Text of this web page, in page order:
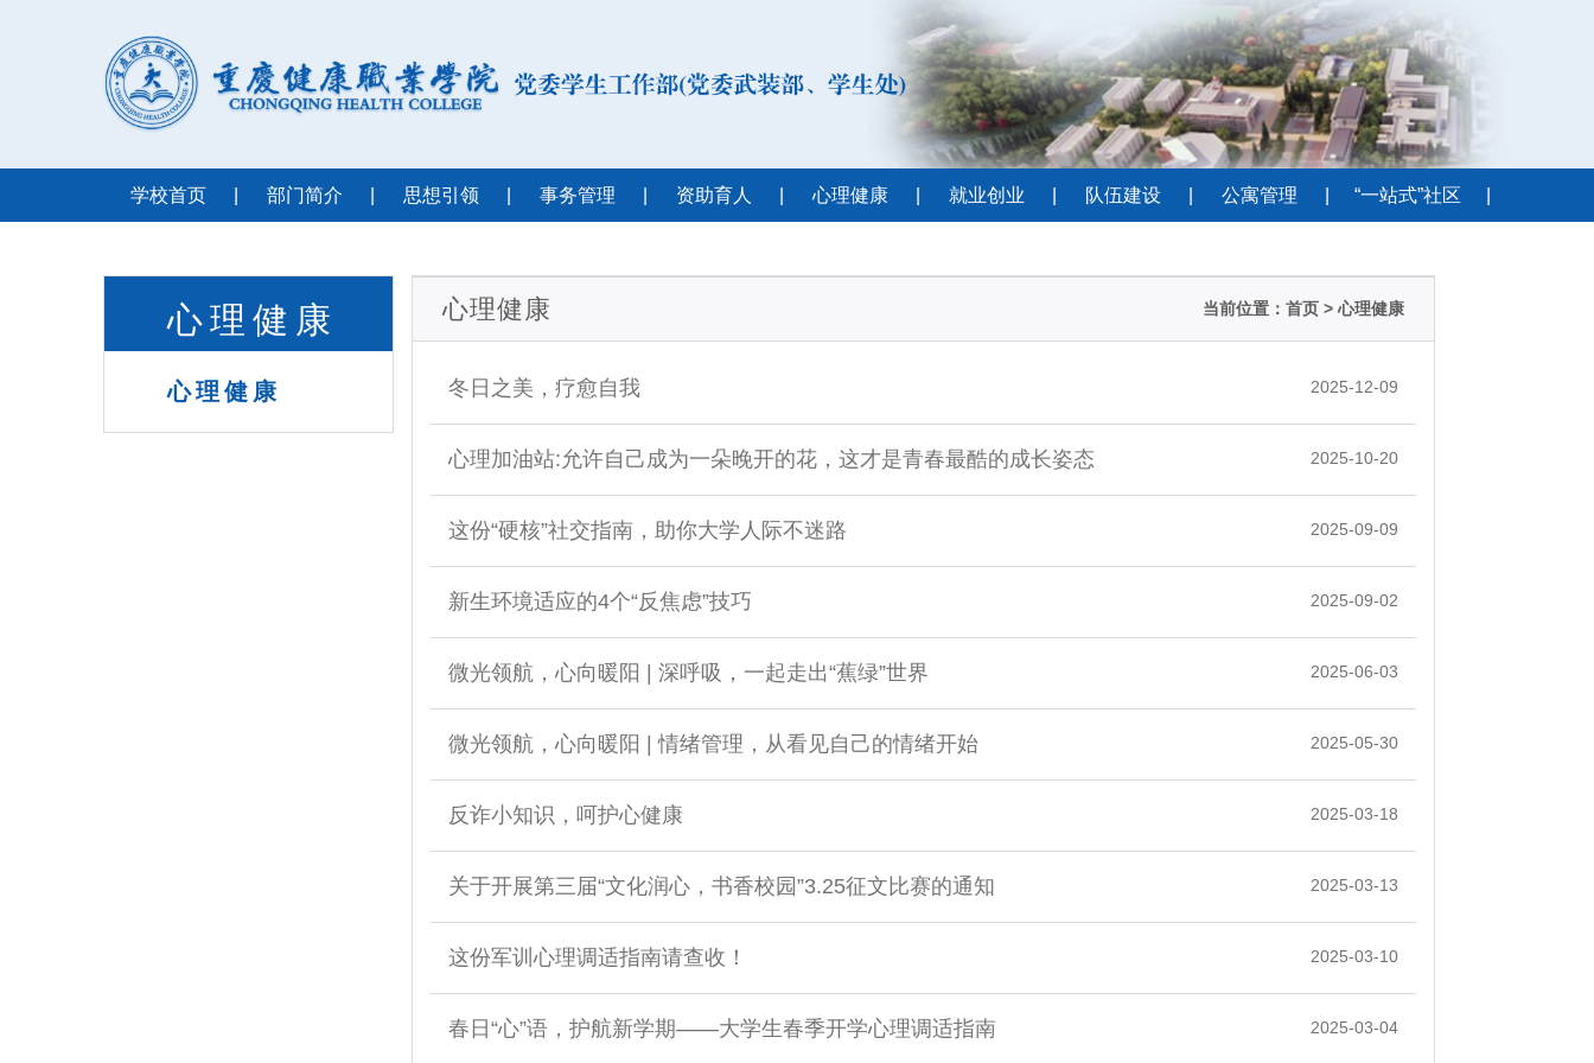
学校首页 部门简介 思想引领 事务管理 资助育人 心理健康 就业创业 队伍建设 公寓管理 “一站式”社区
心理健康
心理健康
心理健康 当前位置： 首页> 心理健康
冬日之美，疗愈自我 2025-12-09
心理加油站:允许自己成为一朵晚开的花，这才是青春最酷的成长姿态 2025-10-20
这份“硬核”社交指南，助你大学人际不迷路 2025-09-09
新生环境适应的4个“反焦虑”技巧 2025-09-02
微光领航，心向暖阳 | 深呼吸，一起走出“蕉绿”世界 2025-06-03
微光领航，心向暖阳 | 情绪管理，从看见自己的情绪开始 2025-05-30
反诈小知识，呵护心健康 2025-03-18
关于开展第三届“文化润心，书香校园”3.25征文比赛的通知 2025-03-13
这份军训心理调适指南请查收！ 2025-03-10
春日“心”语，护航新学期——大学生春季开学心理调适指南 2025-03-04